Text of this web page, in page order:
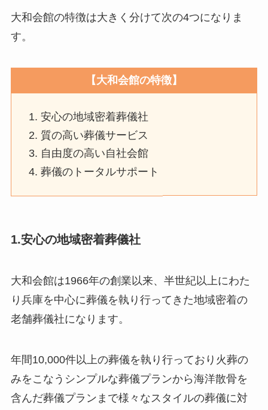
大和会館の特徴は大きく分けて次の4つになりま
す。
【大和会館の特徴】
安心の地域密着葬儀社
質の高い葬儀サービス
自由度の高い自社会館
葬儀のトータルサポート
1.安心の地域密着葬儀社
大和会館は1966年の創業以来、半世紀以上にわた
り兵庫を中心に葬儀を執り行ってきた地域密着の
老舗葬儀社になります。
年間10,000件以上の葬儀を執り行っており火葬の
みをこなうシンプルな葬儀プランから海洋散骨を
含んだ葬儀プランまで様々なスタイルの葬儀に対